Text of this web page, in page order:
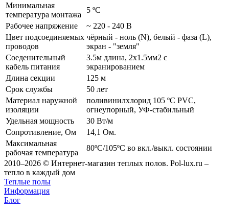
Минимальная
температура монтажа
5 ºС
Рабочее напряжение
~ 220 - 240 В
Цвет подсоединяемых
проводов
чёрный - ноль (N), белый - фаза (L),
экран - "земля"
Соеденительный
кабель питания
3.5м длина, 2x1.5мм2 с
экранированием
Длина секции
125 м
Срок службы
50 лет
Материал наружной
изоляции
поливинилхлорид 105 ºС PVC,
огнеупорный, УФ-стабильный
Удельная мощность
30 Вт/м
Сопротивление, Ом
14,1 Ом.
Максимальная
рабочая температура
80ºС/105ºС во вкл./выкл. состоянии
2010–2026 © Интернет-магазин теплых полов. Pol-lux.ru –
тепло в каждый дом
Теплые полы
Информация
Блог